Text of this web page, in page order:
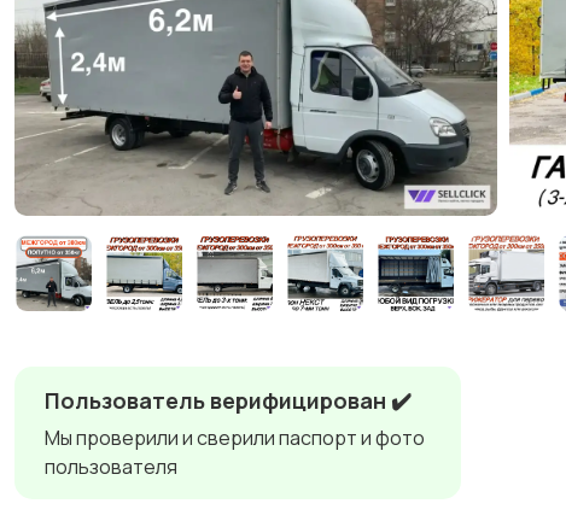
Пользователь верифицирован ✔️
Мы проверили и сверили паспорт и фото
пользователя